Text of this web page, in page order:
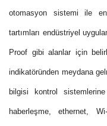
otomasyon sistemi ile
tartımları endüstriyel
Proof gibi alanlar için
indikatöründen meydana
bilgisi kontrol
haberleşme, ethernet,